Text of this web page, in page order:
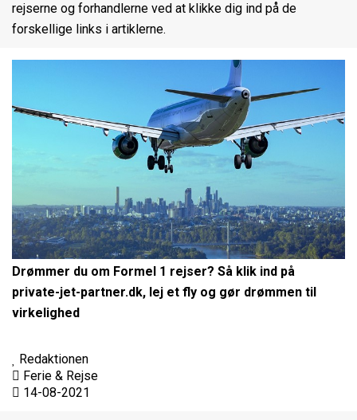
rejserne og forhandlerne ved at klikke dig ind på de
forskellige links i artiklerne.
Drømmer du om Formel 1 rejser? Så klik ind på
private-jet-partner.dk, lej et fly og gør drømmen til
virkelighed
Redaktionen
Ferie & Rejse
14-08-2021